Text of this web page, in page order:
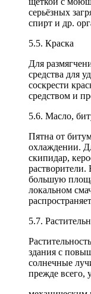
серьёзных
спирт и др.
5.5. Краска
Для
средства для
соскрести
средством и
5.6. Масло,
Пятна от
охлаждении.
скипидар,
большую
локальном
5.7.
здания с
солнечные
прежде всего,